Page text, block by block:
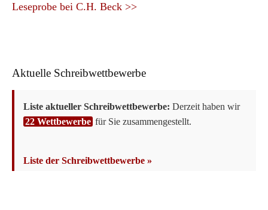
Leseprobe bei C.H. Beck >>
Aktuelle Schreibwettbewerbe
Liste aktueller Schreibwettbewerbe: Derzeit haben wir
22 Wettbewerbe für Sie zusammengestellt.
Liste der Schreibwettbewerbe »